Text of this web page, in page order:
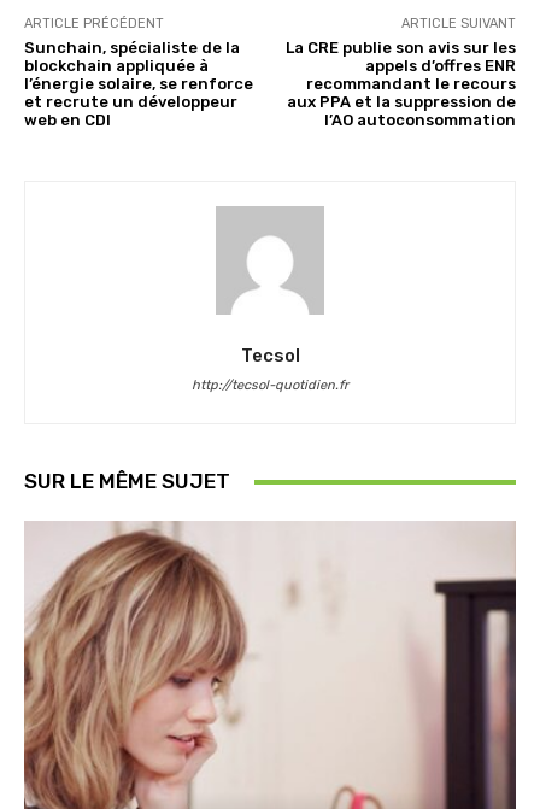
ARTICLE PRÉCÉDENT
Sunchain, spécialiste de la
blockchain appliquée à
l’énergie solaire, se renforce
et recrute un développeur
web en CDI
ARTICLE SUIVANT
La CRE publie son avis sur les
appels d’offres ENR
recommandant le recours
aux PPA et la suppression de
l’AO autoconsommation
Tecsol
http://tecsol-quotidien.fr
SUR LE MÊME SUJET